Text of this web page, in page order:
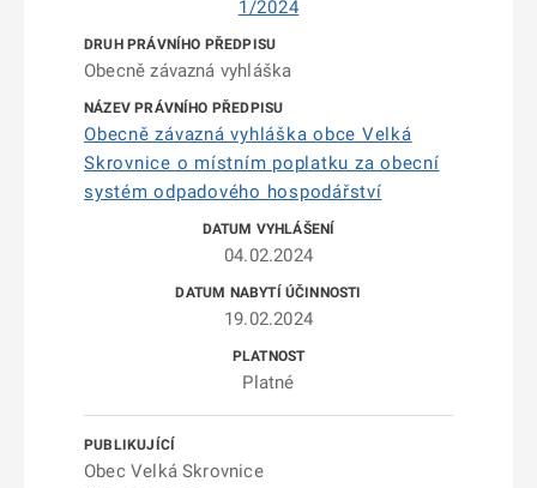
1/2024
Obecně závazná vyhláška
Obecně závazná vyhláška obce Velká
Skrovnice o místním poplatku za obecní
systém odpadového hospodářství
04.02.2024
19.02.2024
Platné
Obec Velká Skrovnice